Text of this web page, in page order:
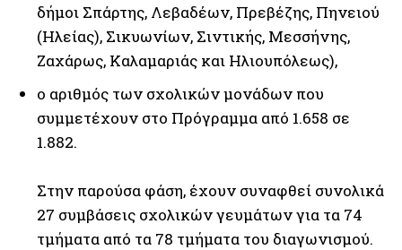
δήμοι Σπάρτης, Λεβαδέων, Πρεβέζης, Πηνειού
(Ηλείας), Σικυωνίων, Σιντικής, Μεσσήνης,
Ζαχάρως, Καλαμαριάς και Ηλιουπόλεως),
ο αριθμός των σχολικών μονάδων που
συμμετέχουν στο Πρόγραμμα από 1.658 σε
1.882.
Στην παρούσα φάση, έχουν συναφθεί συνολικά
27 συμβάσεις σχολικών γευμάτων για τα 74
τμήματα από τα 78 τμήματα του διαγωνισμού.